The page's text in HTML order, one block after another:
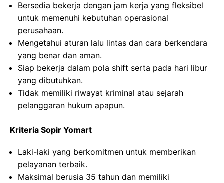
Bersedia bekerja dengan jam kerja yang fleksibel
untuk memenuhi kebutuhan operasional
perusahaan.
Mengetahui aturan lalu lintas dan cara berkendara
yang benar dan aman.
Siap bekerja dalam pola shift serta pada hari libur
yang dibutuhkan.
Tidak memiliki riwayat kriminal atau sejarah
pelanggaran hukum apapun.
Kriteria Sopir Yomart
Laki-laki yang berkomitmen untuk memberikan
pelayanan terbaik.
Maksimal berusia 35 tahun dan memiliki